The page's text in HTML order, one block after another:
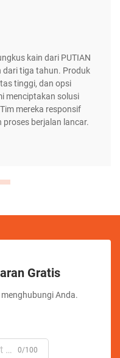
kain dari PUTIAN
dari tiga tahun. Produk
tinggi, dan opsi
menciptakan solusi
mereka responsif
berjalan lancar.
Gratis
Anda.
0/100